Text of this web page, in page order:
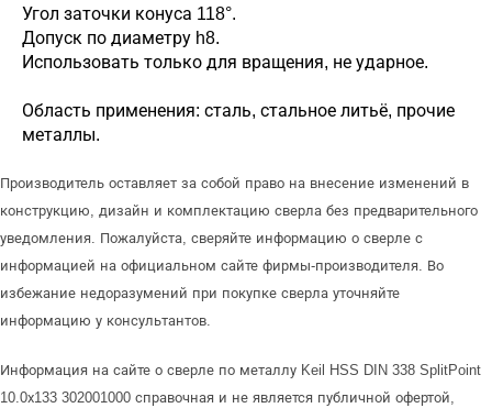
Угол заточки конуса 118°.
Допуск по диаметру h8.
Использовать только для вращения, не ударное.
Область применения: сталь, стальное литьё, прочие
металлы.
Производитель оставляет за собой право на внесение изменений в
конструкцию, дизайн и комплектацию сверла без предварительного
уведомления. Пожалуйста, сверяйте информацию о сверле с
информацией на официальном сайте фирмы-производителя. Во
избежание недоразумений при покупке сверла уточняйте
информацию у консультантов.
Информация на сайте о сверле по металлу Keil HSS DIN 338 SplitPoint
10.0х133 302001000 справочная и не является публичной офертой,